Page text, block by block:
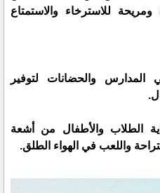
للاسترخاء والاستمتاع
والحضانات لتوفير
الطلاب والأطفال من أشعة
واللعب في الهواء الطلق.